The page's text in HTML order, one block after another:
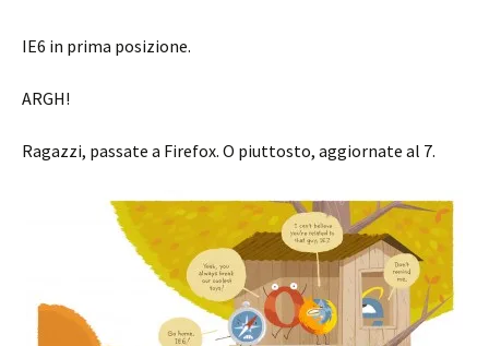
IE6 in prima posizione.
ARGH!
Ragazzi, passate a Firefox. O piuttosto, aggiornate al 7.